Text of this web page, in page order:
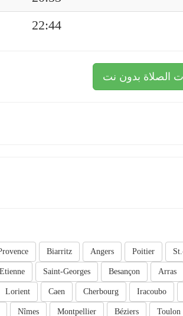
22:44
الصلاة بدون نت
Poitier
Angers
Biarritz
Arras
Besançon
Saint-Georges
Iracoubo
Cherbourg
Caen
Lorient
Toulon
Béziers
Montpellier
Nîmes